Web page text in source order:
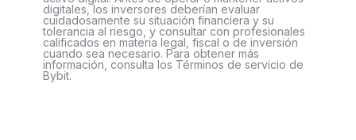
digitales, los inversores deberían evaluar
cuidadosamente su situación financiera y su
tolerancia al riesgo, y consultar con profesionales
calificados en materia legal, fiscal o de inversión
cuando sea necesario. Para obtener más
información, consulta los Términos de servicio de
Bybit.